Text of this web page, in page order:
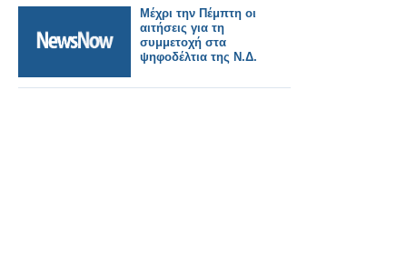
Μέχρι την Πέμπτη οι
αιτήσεις για τη
συμμετοχή στα
ψηφοδέλτια της Ν.Δ.